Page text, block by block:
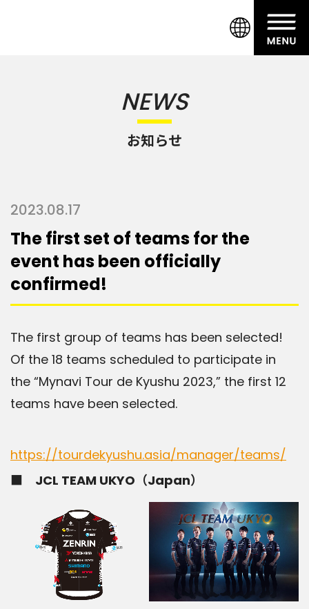
NEWS
お知らせ
2023.08.17
The first set of teams for the
event has been officially
confirmed!
The first group of teams has been selected!
Of the 18 teams scheduled to participate in
the “Mynavi Tour de Kyushu 2023,” the first 12
teams have been selected.
https://tourdekyushu.asia/manager/teams/
■ JCL TEAM UKYO（Japan）